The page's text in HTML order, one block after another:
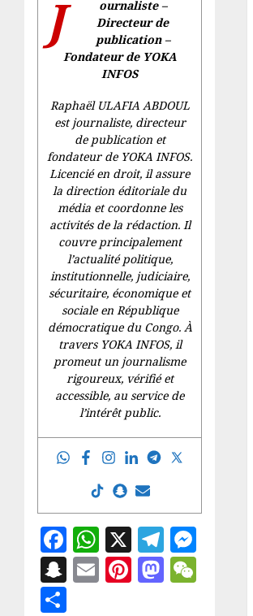
J
ournaliste –
Directeur de
publication –
Fondateur de YOKA
INFOS
Raphaël ULAFIA ABDOUL
est journaliste, directeur
de publication et
fondateur de YOKA INFOS.
Licencié en droit, il assure
la direction éditoriale du
média et coordonne les
activités de la rédaction. Il
couvre principalement
l’actualité politique,
institutionnelle, judiciaire,
sécuritaire, économique et
sociale en République
démocratique du Congo. À
travers YOKA INFOS, il
promeut un journalisme
rigoureux, vérifié et
accessible, au service de
l’intérêt public.
Facebook
WhatsApp
X
Snapchat
EmailPinterest